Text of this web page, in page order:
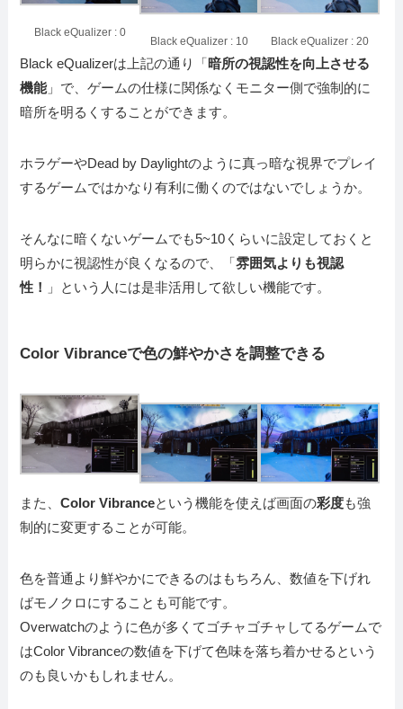
Black eQualizer : 0
Black eQualizer : 10 Black eQualizer : 20
Black eQualizerは上記の通り「暗所の視認性を向上させる
機能」で、ゲームの仕様に関係なくモニター側で強制的に
暗所を明るくすることができます。
ホラゲーやDead by Daylightのように真っ暗な視界でプレイ
するゲームではかなり有利に働くのではないでしょうか。
そんなに暗くないゲームでも5~10くらいに設定しておくと
明らかに視認性が良くなるので、「雰囲気よりも視認
性！
」という人には是非活用して欲しい機能です。
Color Vibranceで色の鮮やかさを調整できる
また、Color Vibranceという機能を使えば画面の彩度も強
制的に変更することが可能。
色を普通より鮮やかにできるのはもちろん、数値を下げれ
ばモノクロにすることも可能です。
Overwatchのように色が多くてゴチャゴチャしてるゲームで
はColor Vibranceの数値を下げて色味を落ち着かせるという
のも良いかもしれません。